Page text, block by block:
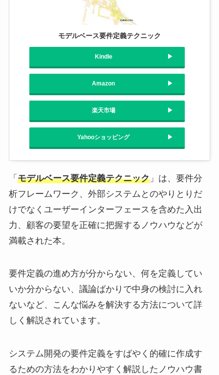
モデルベース要件定義テクニック
Kindle
Amazon
楽天市場
Yahooショッピング
「 モデルベース要件定義テクニック」は、要件分
析フレームワーク、外部システムとのやりとりだ
けでなくユーザーインターフェースを含めた入出
力、顧客の要望を正確に把握するノウハウなどが
満載された本。
要件定義の進め方が分からない、何を定義してい
いか分からない、議論ばかりで中身の検討に入れ
ないなど、こんな悩みを解決する方法について詳
しく解説されています。
システム開発の要件定義をすばやく的確に作成す
るための方法をわかりやすく解説したノウハウ書